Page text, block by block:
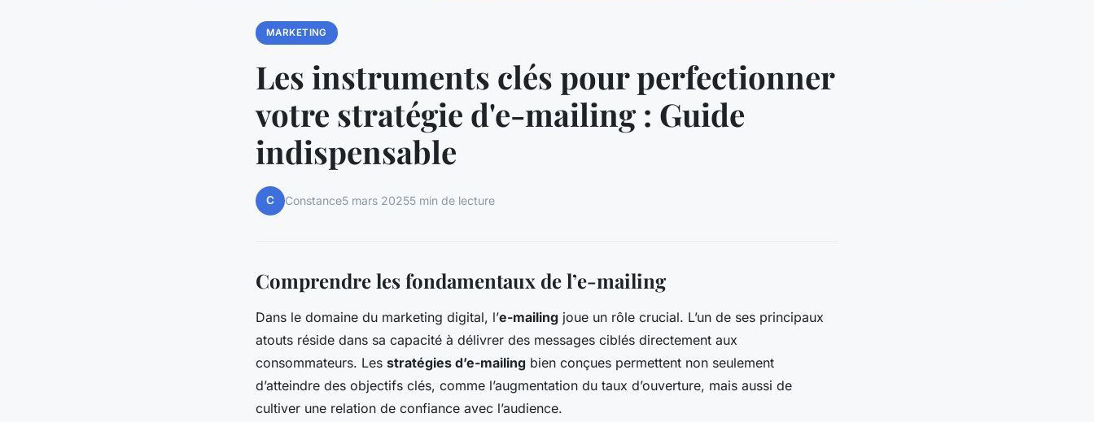
MARKETING
Les instruments clés pour perfectionner
votre stratégie d'e-mailing : Guide
indispensable
C Constance5 mars 20255 min de lecture
Comprendre les fondamentaux de l’e-mailing
Dans le domaine du marketing digital, l’e-mailing joue un rôle crucial. L’un de ses principaux
atouts réside dans sa capacité à délivrer des messages ciblés directement aux
consommateurs. Les stratégies d’e-mailing bien conçues permettent non seulement
d’atteindre des objectifs clés, comme l’augmentation du taux d’ouverture, mais aussi de
cultiver une relation de confiance avec l’audience.